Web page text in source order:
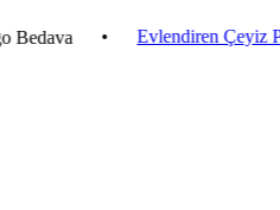
• Evlendiren Çeyiz Paketleri